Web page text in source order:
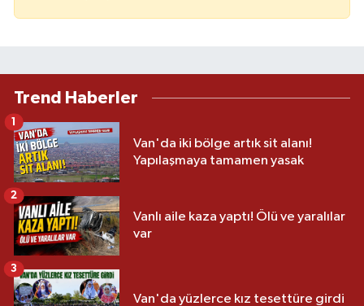
Trend Haberler
Van'da iki bölge artık sit alanı!
Yapılaşmaya tamamen yasak
1
Vanlı aile kaza yaptı! Ölü ve yaralılar
var
2
Van'da yüzlerce kız tesettüre girdi
3